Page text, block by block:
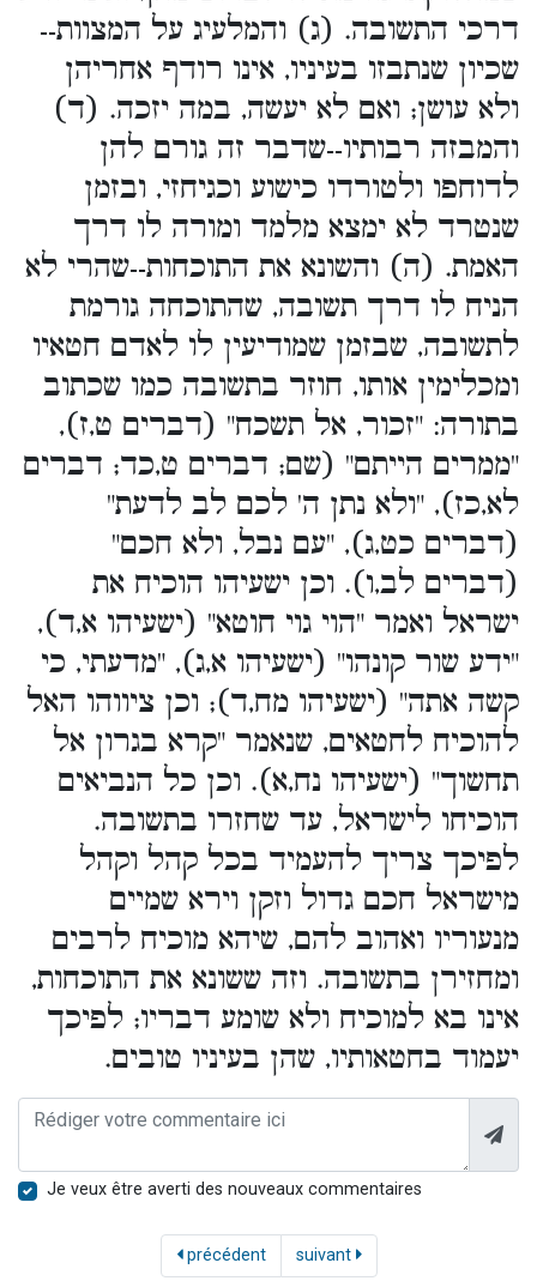
דרכי התשובה. (ג) והמלעיג על המצוות--
שכיון שנתבזו בעיניו, אינו רודף אחריהן
ולא עושן; ואם לא יעשה, במה יזכה. (ד)
והמבזה רבותיו--שדבר זה גורם להן
לדוחפו ולטורדו כישוע וכגיחזי, ובזמן
שנטרד לא ימצא מלמד ומורה לו דרך
האמת. (ה) והשונא את התוכחות--שהרי לא
הניח לו דרך תשובה, שהתוכחה גורמת
לתשובה, שבזמן שמודיעין לו לאדם חטאיו
ומכלימין אותו, חוזר בתשובה כמו שכתוב
בתורה: "זכור, אל תשכח" (דברים ט,ז),
"ממרים הייתם" (שם; דברים ט,כד; דברים
לא,כז), "ולא נתן ה' לכם לב לדעת"
(דברים כט,ג), "עם נבל, ולא חכם"
(דברים לב,ו). וכן ישעיהו הוכיח את
ישראל ואמר "הוי גוי חוטא" (ישעיהו א,ד),
"ידע שור קונהו" (ישעיהו א,ג), "מדעתי, כי
קשה אתה" (ישעיהו מח,ד); וכן ציווהו האל
להוכיח לחטאים, שנאמר "קרא בגרון אל
תחשוך" (ישעיהו נח,א). וכן כל הנביאים
הוכיחו לישראל, עד שחזרו בתשובה.
לפיכך צריך להעמיד בכל קהל וקהל
מישראל חכם גדול וזקן וירא שמיים
מנעוריו ואהוב להם, שיהא מוכיח לרבים
ומחזירן בתשובה. וזה ששונא את התוכחות,
אינו בא למוכיח ולא שומע דבריו; לפיכך
יעמוד בחטאותיו, שהן בעיניו טובים.
Je veux être averti des nouveaux commentaires
précédent suivant